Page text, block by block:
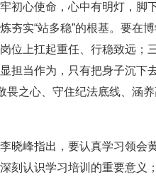
初心使命，心中有明灯，脚
夯实“站多稳”的根基。要在
位上扛起重任、行稳致远；
担当作为，只有把身子沉下
畏之心、守住纪法底线、涵
峰指出，要认真学习领会
刻认识学习培训的重要意